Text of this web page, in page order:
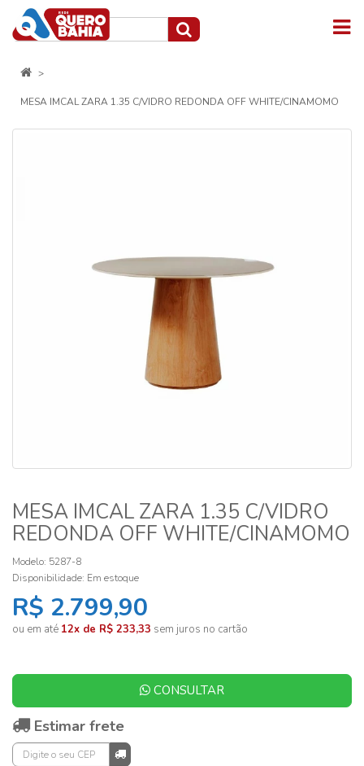
MESA IMCAL ZARA 1.35 C/VIDRO REDONDA OFF WHITE/CINAMOMO
MESA IMCAL ZARA 1.35 C/VIDRO
REDONDA OFF WHITE/CINAMOMO
Modelo: 5287-8
Disponibilidade: Em estoque
R$ 2.799,90
ou em até 12x de R$ 233,33 sem juros no cartão
CONSULTAR
Estimar frete